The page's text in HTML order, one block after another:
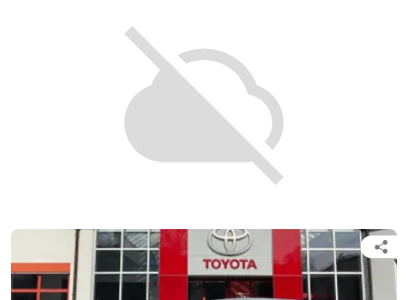
Autoutilitare
Alte tipuri vehicule